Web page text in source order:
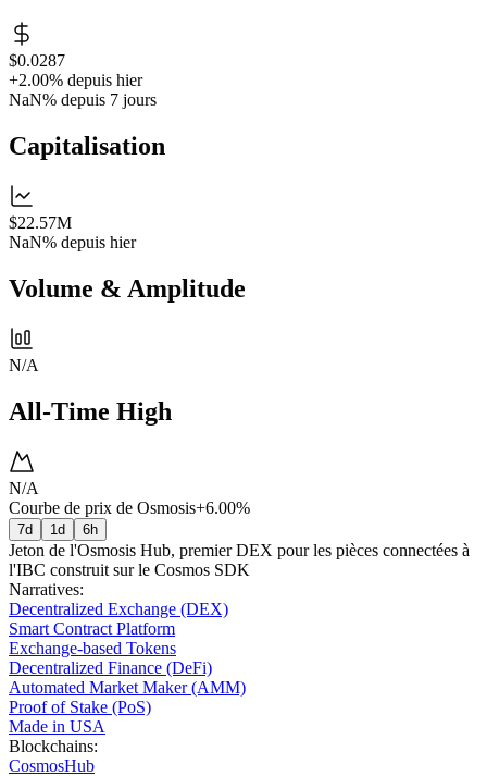
$0.0287
+2.00% depuis hier
NaN% depuis 7 jours
Capitalisation
$22.57M
NaN% depuis hier
Volume & Amplitude
N/A
All-Time High
N/A
Courbe de prix de Osmosis+6.00%
7d 1d 6h
Jeton de l'Osmosis Hub, premier DEX pour les pièces connectées à
l'IBC construit sur le Cosmos SDK
Narratives:
Decentralized Exchange (DEX)
Smart Contract Platform
Exchange-based Tokens
Decentralized Finance (DeFi)
Automated Market Maker (AMM)
Proof of Stake (PoS)
Made in USA
Blockchains:
CosmosHub